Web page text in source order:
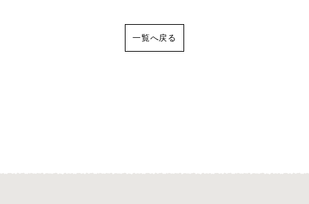
一覧へ戻る